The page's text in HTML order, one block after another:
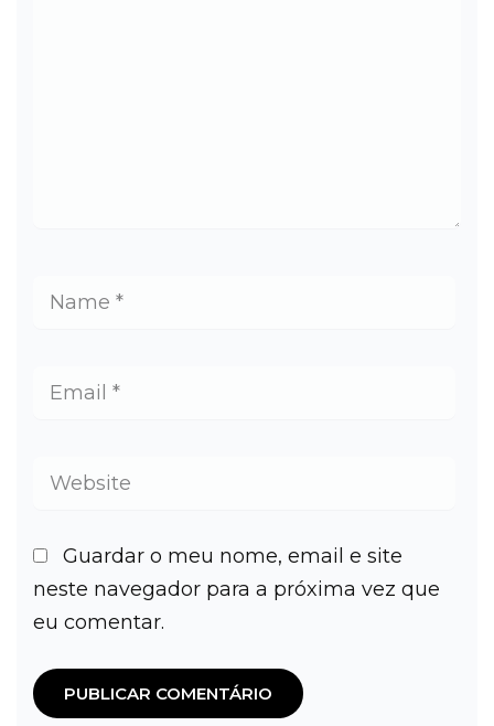
Guardar o meu nome, email e site
neste navegador para a próxima vez que
eu comentar.